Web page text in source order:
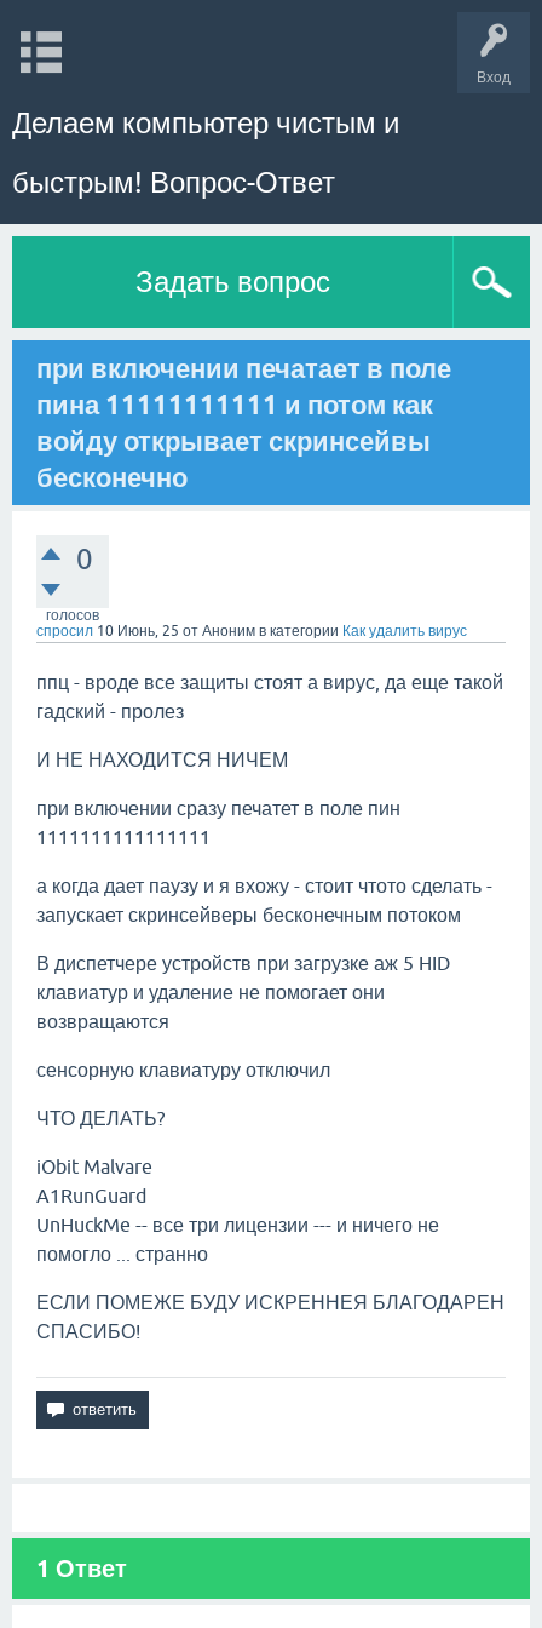
Вход
Делаем компьютер чистым и
быстрым! Вопрос-Ответ
Задать вопрос
при включении печатает в поле
пина 11111111111 и потом как
войду открывает скринсейвы
бесконечно
0
голосов
спросил 10 Июнь, 25 от Аноним в категории Как удалить вирус
ппц - вроде все защиты стоят а вирус, да еще такой
гадский - пролез
И НЕ НАХОДИТСЯ НИЧЕМ
при включении сразу печатет в поле пин
1111111111111111
а когда дает паузу и я вхожу - стоит чтото сделать -
запускает скринсейверы бесконечным потоком
В диспетчере устройств при загрузке аж 5 HID
клавиатур и удаление не помогает они
возвращаются
сенсорную клавиатуру отключил
ЧТО ДЕЛАТЬ?
iObit Malvare
A1RunGuard
UnHuckMe -- все три лицензии --- и ничего не
помогло ... странно
ЕСЛИ ПОМЕЖЕ БУДУ ИСКРЕННЕЯ БЛАГОДАРЕН
СПАСИБО!
1 Ответ